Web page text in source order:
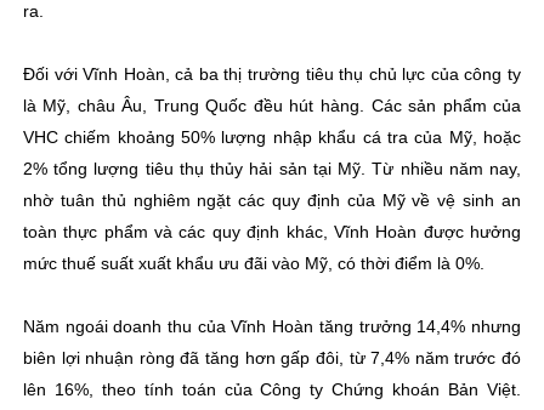
ra.
Đối với Vĩnh Hoàn, cả ba thị trường tiêu thụ chủ lực của công ty
là Mỹ, châu Âu, Trung Quốc đều hút hàng. Các sản phẩm của
VHC chiếm khoảng 50% lượng nhập khẩu cá tra của Mỹ, hoặc
2% tổng lượng tiêu thụ thủy hải sản tại Mỹ. Từ nhiều năm nay,
nhờ tuân thủ nghiêm ngặt các quy định của Mỹ về vệ sinh an
toàn thực phẩm và các quy định khác, Vĩnh Hoàn được hưởng
mức thuế suất xuất khẩu ưu đãi vào Mỹ, có thời điểm là 0%.
Năm ngoái doanh thu của Vĩnh Hoàn tăng trưởng 14,4% nhưng
biên lợi nhuận ròng đã tăng hơn gấp đôi, từ 7,4% năm trước đó
lên 16%, theo tính toán của Công ty Chứng khoán Bản Việt.